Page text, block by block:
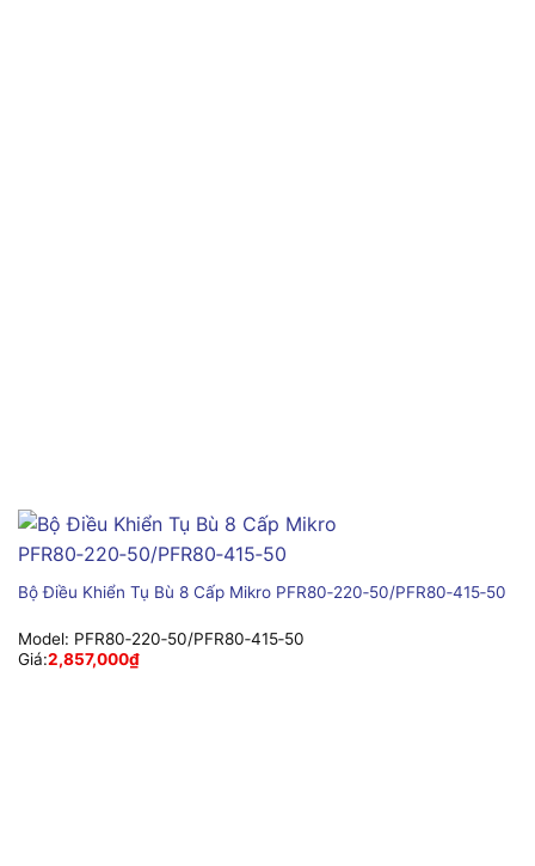
Bộ Điều Khiển Tụ Bù 8 Cấp Mikro PFR80‑220‑50/PFR80‑415‑50
Model: PFR80‑220‑50/PFR80‑415‑50
Giá:2,857,000₫